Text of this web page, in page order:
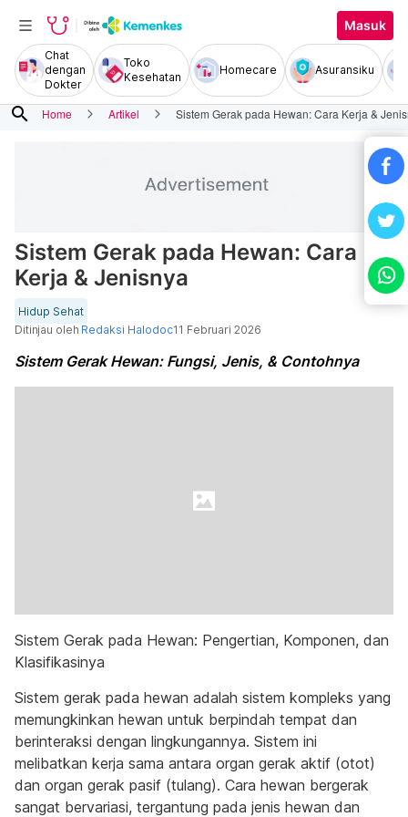
Masuk
Chat
dengan
Dokter
Toko
Kesehatan
Homecare Asuransiku
search Home Artikel Sistem Gerak pada Hewan: Cara Kerja &
Sistem Gerak pada Hewan: Cara
Kerja & Jenisnya
Hidup Sehat
Ditinjau oleh Redaksi Halodoc11 Februari 2026
Sistem Gerak Hewan: Fungsi, Jenis, & Contohnya
Sistem Gerak pada Hewan: Pengertian, Komponen, dan
Klasifikasinya
Sistem gerak pada hewan adalah sistem kompleks yang
memungkinkan hewan untuk berpindah tempat dan
berinteraksi dengan lingkungannya. Sistem ini
melibatkan kerja sama antara organ gerak aktif (otot)
dan organ gerak pasif (tulang). Cara hewan bergerak
sangat bervariasi, tergantung pada jenis hewan dan